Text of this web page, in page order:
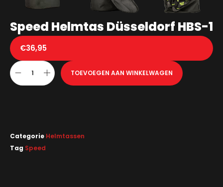
Speed Helmtas Düsseldorf HBS-1
€36,95
TOEVOEGEN AAN WINKELWAGEN
Categorie Helmtassen
Tag Speed